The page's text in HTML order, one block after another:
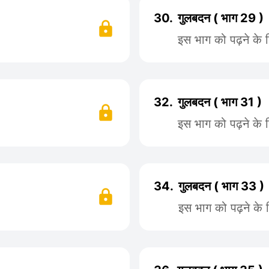
30. गुलबदन ( भाग 29 )
इस भाग को पढ़ने के
32. गुलबदन ( भाग 31 )
इस भाग को पढ़ने के
34. गुलबदन ( भाग 33 )
इस भाग को पढ़ने के